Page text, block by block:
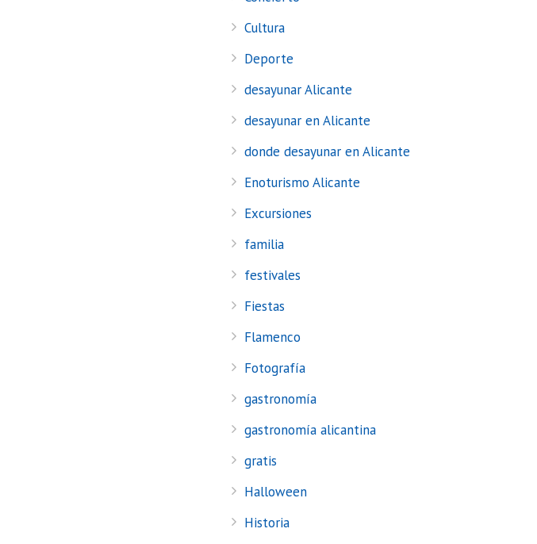
Cultura
Deporte
desayunar Alicante
desayunar en Alicante
donde desayunar en Alicante
Enoturismo Alicante
Excursiones
familia
festivales
Fiestas
Flamenco
Fotografía
gastronomía
gastronomía alicantina
gratis
Halloween
Historia